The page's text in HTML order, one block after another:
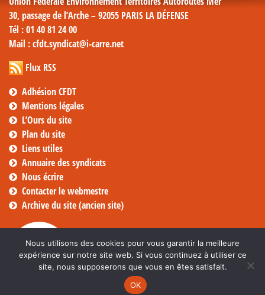
30, passage de l’Arche – 92055 PARIS LA DÉFENSE
Tél : 01 40 81 24 00
Mail : cfdt.syndicat@i-carre.net
Flux RSS
Adhésion CFDT
Mentions légales
L’Ours du site
Plan du site
Liens utiles
Annuaire des syndicats
Nous écrire
Contacter le webmestre
Archive du site (ancien site)
Nous utilisons des cookies pour vous garantir la meilleure
expérience sur notre site web. Si vous continuez à utiliser ce
site, nous supposerons que vous en êtes satisfait.
OK